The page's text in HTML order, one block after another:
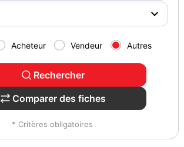
Acheteur Vendeur Autres
Rechercher
Comparer des fiches
* Critères obligatoires